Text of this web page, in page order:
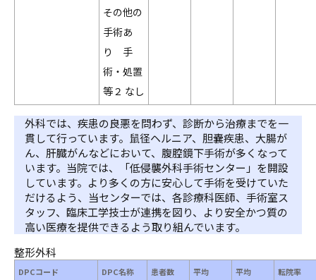
その他の
手術あ
り 手
術・処置
等２ なし
外科では、疾患の良悪を問わず、診断から治療までを一
貫して行っています。鼠径ヘルニア、胆嚢疾患、大腸が
ん、肝臓がんなどにおいて、腹腔鏡下手術が多くなって
います。当院では、「低侵襲外科手術センター」を開設
しています。より多くの方に安心して手術を受けていた
だけるよう、当センターでは、各診療科医師、手術室ス
タッフ、臨床工学技士が連携を図り、より安全かつ質の
高い医療を提供できるよう取り組んでいます。
整形外科
DPCコード DPC名称 患者数
平均
平均
転院率